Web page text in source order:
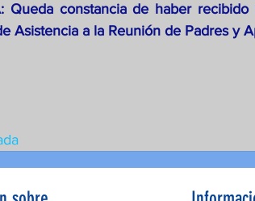
Queda constancia de haber
Asistencia a la Reunión de Padres y